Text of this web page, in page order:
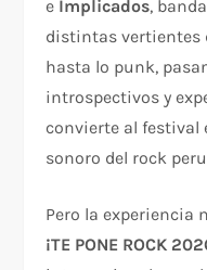
e Implicados,
distintas vertientes
hasta lo punk,
introspectivos y
convierte al festival
sonoro del rock
Pero la experiencia
¡TE PONE ROCK